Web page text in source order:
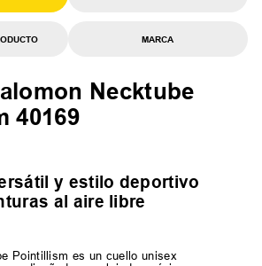
MARCA
Necktube
40169
y estilo deportivo
al aire libre
Pointillism es un cuello unisex